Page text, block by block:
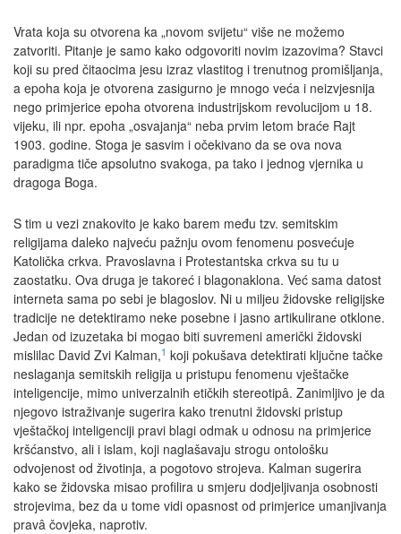
Vrata koja su otvorena ka „novom svijetu“ više ne možemo
zatvoriti. Pitanje je samo kako odgovoriti novim izazovima? Stavci
koji su pred čitaocima jesu izraz vlastitog i trenutnog promišljanja,
a epoha koja je otvorena zasigurno je mnogo veća i neizvjesnija
nego primjerice epoha otvorena industrijskom revolucijom u 18.
vijeku, ili npr. epoha „osvajanja“ neba prvim letom braće Rajt
1903. godine. Stoga je sasvim i očekivano da se ova nova
paradigma tiče apsolutno svakoga, pa tako i jednog vjernika u
dragoga Boga.
S tim u vezi znakovito je kako barem među tzv. semitskim
religijama daleko najveću pažnju ovom fenomenu posvećuje
Katolička crkva. Pravoslavna i Protestantska crkva su tu u
zaostatku. Ova druga je takoreć i blagonaklona. Već sama datost
interneta sama po sebi je blagoslov. Ni u miljeu židovske religijske
tradicije ne detektiramo neke posebne i jasno artikulirane otklone.
Jedan od izuzetaka bi mogao biti suvremeni američki židovski
mislilac David Zvi Kalman,1 koji pokušava detektirati ključne tačke
neslaganja semitskih religija u pristupu fenomenu vještačke
inteligencije, mimo univerzalnih etičkih stereotipâ. Zanimljivo je da
njegovo istraživanje sugerira kako trenutni židovski pristup
vještačkoj inteligenciji pravi blagi odmak u odnosu na primjerice
kršćanstvo, ali i islam, koji naglašavaju strogu ontološku
odvojenost od životinja, a pogotovo strojeva. Kalman sugerira
kako se židovska misao profilira u smjeru dodjeljivanja osobnosti
strojevima, bez da u tome vidi opasnost od primjerice umanjivanja
pravâ čovjeka, naprotiv.